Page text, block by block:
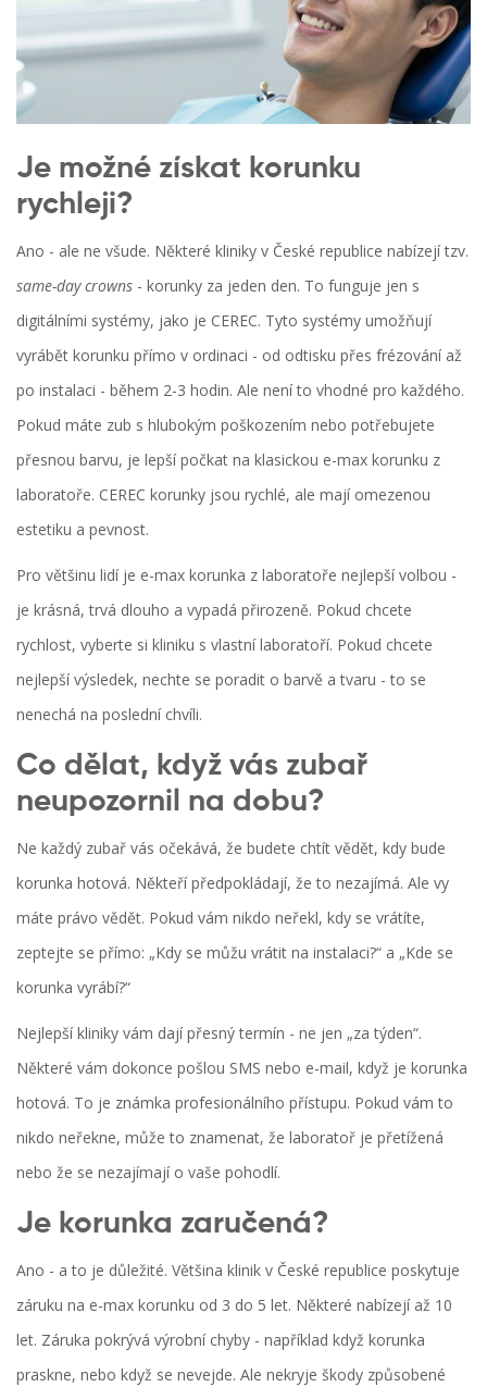
Je možné získat korunku
rychleji?
Ano - ale ne všude. Některé kliniky v České republice nabízejí tzv.
same-day crowns - korunky za jeden den. To funguje jen s
digitálními systémy, jako je CEREC. Tyto systémy umožňují
vyrábět korunku přímo v ordinaci - od odtisku přes frézování až
po instalaci - během 2-3 hodin. Ale není to vhodné pro každého.
Pokud máte zub s hlubokým poškozením nebo potřebujete
přesnou barvu, je lepší počkat na klasickou e-max korunku z
laboratoře. CEREC korunky jsou rychlé, ale mají omezenou
estetiku a pevnost.
Pro většinu lidí je e-max korunka z laboratoře nejlepší volbou -
je krásná, trvá dlouho a vypadá přirozeně. Pokud chcete
rychlost, vyberte si kliniku s vlastní laboratoří. Pokud chcete
nejlepší výsledek, nechte se poradit o barvě a tvaru - to se
nenechá na poslední chvíli.
Co dělat, když vás zubař
neupozornil na dobu?
Ne každý zubař vás očekává, že budete chtít vědět, kdy bude
korunka hotová. Někteří předpokládají, že to nezajímá. Ale vy
máte právo vědět. Pokud vám nikdo neřekl, kdy se vrátíte,
zeptejte se přímo: „Kdy se můžu vrátit na instalaci?“ a „Kde se
korunka vyrábí?“
Nejlepší kliniky vám dají přesný termín - ne jen „za týden“.
Některé vám dokonce pošlou SMS nebo e-mail, když je korunka
hotová. To je známka profesionálního přístupu. Pokud vám to
nikdo neřekne, může to znamenat, že laboratoř je přetížená
nebo že se nezajímají o vaše pohodlí.
Je korunka zaručená?
Ano - a to je důležité. Většina klinik v České republice poskytuje
záruku na e-max korunku od 3 do 5 let. Některé nabízejí až 10
let. Záruka pokrývá výrobní chyby - například když korunka
praskne, nebo když se nevejde. Ale nekryje škody způsobené